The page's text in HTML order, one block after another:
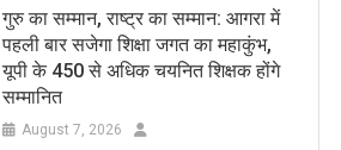
​गुरु का सम्मान, राष्ट्र का सम्मान: आगरा में
पहली बार सजेगा शिक्षा जगत का महाकुंभ,
यूपी के 450 से अधिक चयनित शिक्षक होंगे
सम्मानित
August 7, 2026